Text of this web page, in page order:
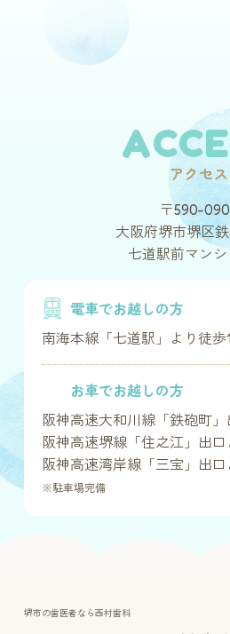
アクセス
〒590-
大阪府堺市堺区
七道駅前マンシ
電車でお越しの方
南海本線「七道駅」より徒歩
お車でお越しの方
阪神高速大和川線「鉄砲町
阪神高速堺線「住之江」出
阪神高速湾岸線「三宝」出
※駐車場完備
堺市の歯医者なら西村歯科